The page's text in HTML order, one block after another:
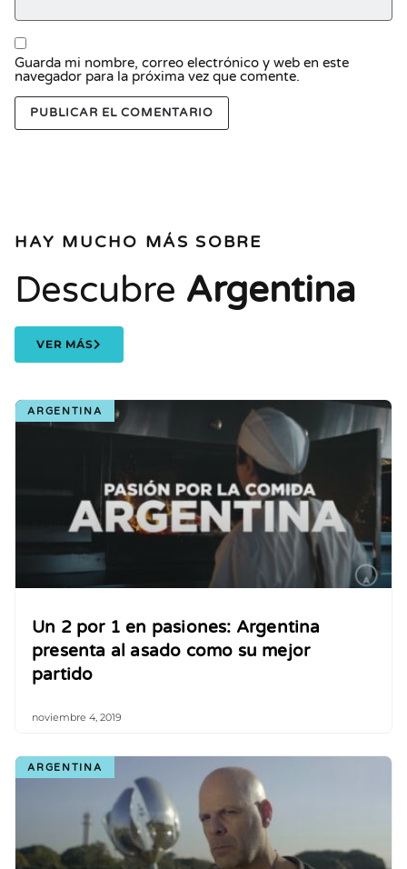
Guarda mi nombre, correo electrónico y web en este
navegador para la próxima vez que comente.
HAY MUCHO MÁS SOBRE
Descubre Argentina
VER MÁS
ARGENTINA
Un 2 por 1 en pasiones: Argentina
presenta al asado como su mejor
partido
noviembre 4, 2019
ARGENTINA